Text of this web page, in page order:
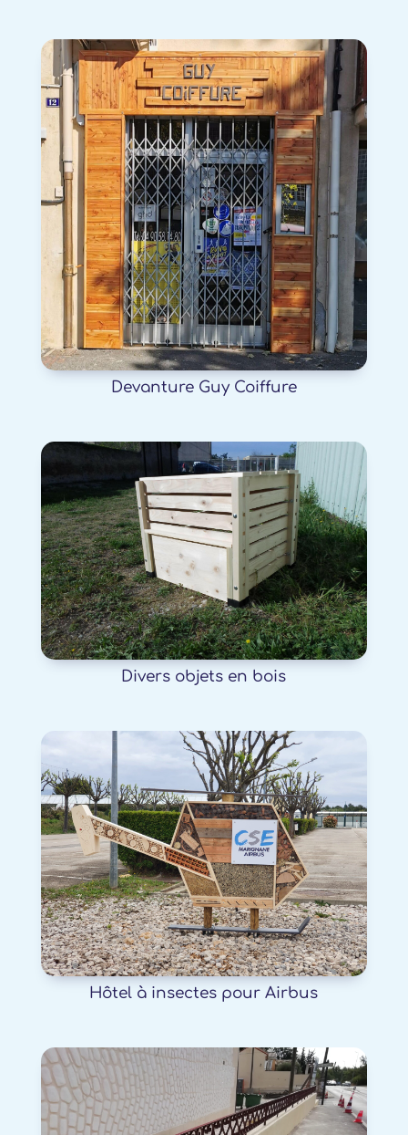
Devanture Guy Coiffure
Divers objets en bois
Hôtel à insectes pour Airbus